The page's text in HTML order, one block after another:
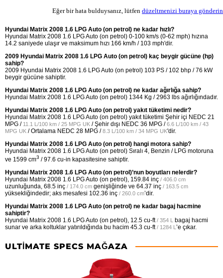
Eğer bir hata bulduysanız, lütfen düzeltmenizi buraya gönderin
Hyundai Matrix 2008 1.6 LPG Auto (on petrol) ne kadar hızlı?
Hyundai Matrix 2008 1.6 LPG Auto (on petrol) 0-100 km/s (0-62 mph) hızına
14.2 saniyede ulaşır ve maksimum hızı 166 km/h / 103 mph'dir.
2009 Hyundai Matrix 2008 1.6 LPG Auto (on petrol) kaç beygir gücüne (hp)
sahip?
2009 Hyundai Matrix 2008 1.6 LPG Auto (on petrol) 103 PS / 102 bhp / 76 kW
beygir gücüne sahiptir.
Hyundai Matrix 2008 1.6 LPG Auto (on petrol) ne kadar ağırlığa sahip?
Hyundai Matrix 2008 1.6 LPG Auto (on petrol) 1344 Kg / 2963 lbs ağırlığındadır.
Hyundai Matrix 2008 1.6 LPG Auto (on petrol) yakıt tüketimi nedir?
Hyundai Matrix 2008 1.6 LPG Auto (on petrol) yakıt tüketimi Şehir içi NEDC 21
MPG / 11.1 L/100 km / 25 MPG UK / Şehir dışı NEDC 36 MPG /6.6 L/100 km / 43
MPG UK / Ortalama NEDC 28 MPG /8.3 L/100 km / 34 MPG UK'dir.
Hyundai Matrix 2008 1.6 LPG Auto (on petrol) hangi motora sahip?
Hyundai Matrix 2008 1.6 LPG Auto (on petrol) Sıralı 4, Benzin / LPG motoruna
ve 1599 cm3 / 97.6 cu-in kapasitesine sahiptir.
Hyundai Matrix 2008 1.6 LPG Auto (on petrol)’nun boyutları nelerdir?
Hyundai Matrix 2008 1.6 LPG Auto (on petrol), 159.84 inç / 406.0 cm
uzunluğunda, 68.5 inç / 174.0 cm genişliğinde ve 64.37 inç / 163.5 cm
yüksekliğindedir; aks mesafesi 102.36 inç / 260.0 cm’dir.
Hyundai Matrix 2008 1.6 LPG Auto (on petrol) ne kadar bagaj hacmine
sahiptir?
Hyundai Matrix 2008 1.6 LPG Auto (on petrol), 12.5 cu-ft / 354 L
bagaj hacmi
sunar ve arka koltuklar yatırıldığında bu hacim 45.3 cu-ft / 1284 L ’e çıkar.
ULTIMATE SPECS MAĞAZA